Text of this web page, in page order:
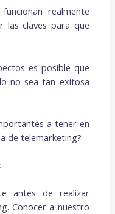
realmente
las claves para que
es posible que
no sea tan exitosa
a tener en
de telemarketing?
antes de realizar
Conocer a nuestro